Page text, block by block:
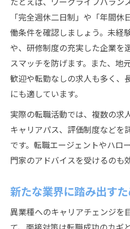
「完全週休二日制」や「年間
働条件を確認しましょう。未経
や、研修制度の充実した企業を
スマッチを防げます。また、地
歓迎や転勤なしの求人も多く、
にも適しています。
実際の転職活動では、複数の求
キャリアパス、評価制度などを
です。転職エージェントやハロ
門家のアドバイスを受けるのも
新たな業界に踏み出す
異業種へのキャリアチェンジを